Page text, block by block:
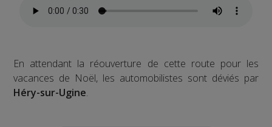
En attendant la réouverture de cette route pour les
vacances de Noël, les automobilistes sont déviés par
Héry-sur-Ugine.